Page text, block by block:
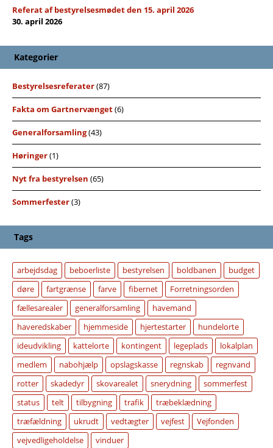
Referat af bestyrelsesmødet den 15. april 2026
30. april 2026
Kategorier
Bestyrelsesreferater(87)
Fakta om Gartnervænget(6)
Generalforsamling(43)
Høringer(1)
Nyt fra bestyrelsen (65)
Sommerfester(3)
Tags
arbejdsdag beboerliste bestyrelsen boldbanen
budget
døre
fartgrænse farve fibernet
Forretningsorden
fællesarealer
generalforsamling
havemand
haveredskaber
hjemmeside hjertestarter
hundelorte
ideudvikling
kattelorte kontingent legeplads
lokalplan
medlem
nabohjælp opslagskasse regnskab
regnvand
rotter
skadedyr skovarealet snerydning
sommerfest
status
telt tilbygning trafik
træbeklædning
træfældning
ukrudt vedtægter vejfest
Vejfonden
vejvedligeholdelse
vinduer